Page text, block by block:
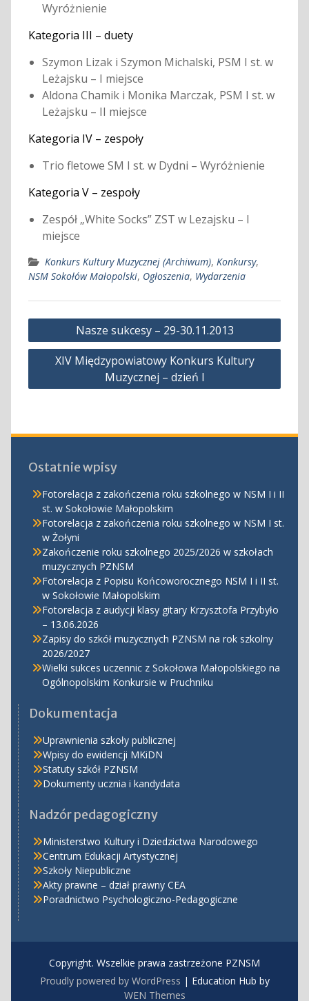
Wyróżnienie
Kategoria III – duety
Szymon Lizak i Szymon Michalski, PSM I st. w
Leżajsku – I miejsce
Aldona Chamik i Monika Marczak, PSM I st. w
Leżajsku – II miejsce
Kategoria IV – zespoły
Trio fletowe SM I st. w Dydni – Wyróżnienie
Kategoria V – zespoły
Zespół „White Socks” ZST w Lezajsku – I
miejsce
Konkurs Kultury Muzycznej (Archiwum), Konkursy,
NSM Sokołów Małopolski, Ogłoszenia, Wydarzenia
Nawigacja
wpisu
Nasze sukcesy – 29-30.11.2013
XIV Międzypowiatowy Konkurs Kultury
Muzycznej – dzień I
Ostatnie wpisy
Fotorelacja z zakończenia roku szkolnego w NSM I i II
st. w Sokołowie Małopolskim
Fotorelacja z zakończenia roku szkolnego w NSM I st.
w Żołyni
Zakończenie roku szkolnego 2025/2026 w szkołach
muzycznych PZNSM
Fotorelacja z Popisu Końcoworocznego NSM I i II st.
w Sokołowie Małopolskim
Fotorelacja z audycji klasy gitary Krzysztofa Przybyło
– 13.06.2026
Zapisy do szkół muzycznych PZNSM na rok szkolny
2026/2027
Wielki sukces uczennic z Sokołowa Małopolskiego na
Ogólnopolskim Konkursie w Pruchniku
Dokumentacja
Uprawnienia szkoły publicznej
Wpisy do ewidencji MKiDN
Statuty szkół PZNSM
Dokumenty ucznia i kandydata
Nadzór pedagogiczny
Ministerstwo Kultury i Dziedzictwa Narodowego
Centrum Edukacji Artystycznej
Szkoły Niepubliczne
Akty prawne – dział prawny CEA
Poradnictwo Psychologiczno-Pedagogiczne
Copyright. Wszelkie prawa zastrzeżone PZNSM
Proudly powered by WordPress | Education Hub by
WEN Themes